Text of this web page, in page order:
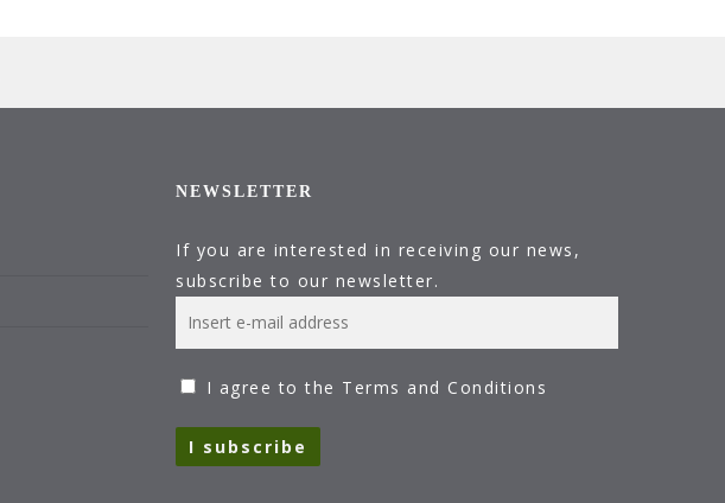
NEWSLETTER
If you are interested in receiving our news,
subscribe to our newsletter.
I agree to the Terms and Conditions